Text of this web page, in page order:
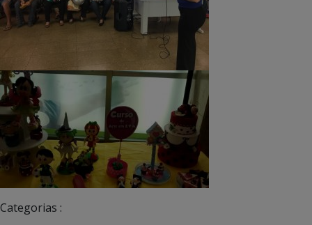
Categorias :